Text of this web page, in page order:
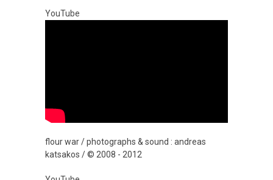
YouTube
flour war / photographs & sound : andreas
katsakos / © 2008 - 2012